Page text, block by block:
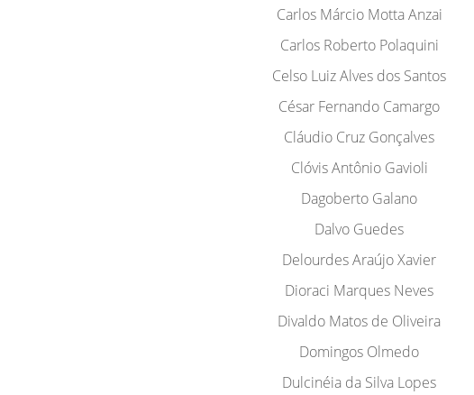
Carlos Márcio Motta Anzai
Carlos Roberto Polaquini
Celso Luiz Alves dos Santos
César Fernando Camargo
Cláudio Cruz Gonçalves
Clóvis Antônio Gavioli
Dagoberto Galano
Dalvo Guedes
Delourdes Araújo Xavier
Dioraci Marques Neves
Divaldo Matos de Oliveira
Domingos Olmedo
Dulcinéia da Silva Lopes